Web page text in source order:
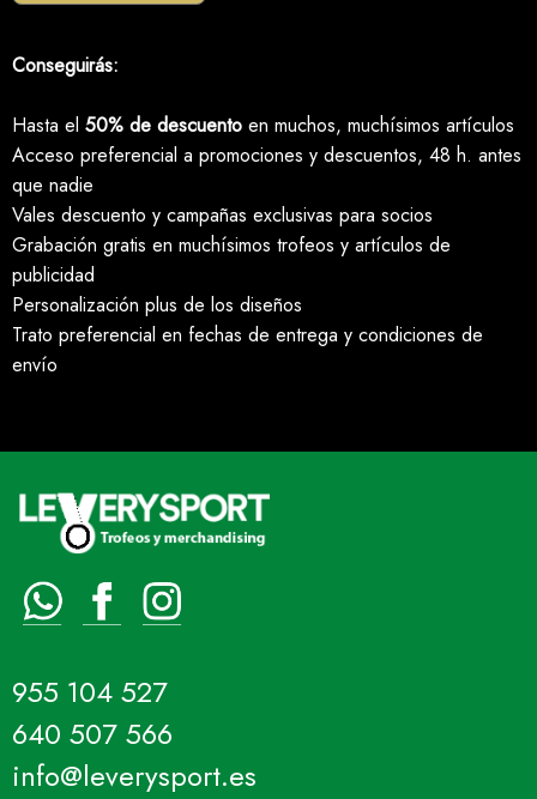
Conseguirás:
Hasta el 50% de descuento en muchos, muchísimos artículos
Acceso preferencial a promociones y descuentos, 48 h. antes
que nadie
Vales descuento y campañas exclusivas para socios
Grabación gratis en muchísimos trofeos y artículos de
publicidad
Personalización plus de los diseños
Trato preferencial en fechas de entrega y condiciones de
envío
955 104 527
640 507 566
info@leverysport.es